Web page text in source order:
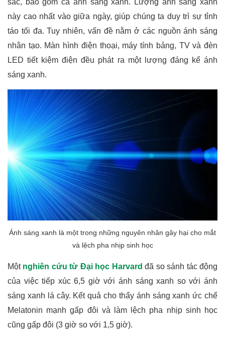
sắc, bao gồm cả ánh sáng xanh. Lượng ánh sáng xanh
này cao nhất vào giữa ngày, giúp chúng ta duy trì sự tỉnh
táo tối đa. Tuy nhiên, vấn đề nằm ở các nguồn ánh sáng
nhân tạo. Màn hình điện thoại, máy tính bảng, TV và đèn
LED tiết kiệm điện đều phát ra một lượng đáng kể ánh
sáng xanh.
Ánh sáng xanh là một trong những nguyên nhân gây hại cho mắt
và lệch pha nhịp sinh học
Một nghiên cứu từ Đại học Harvard đã so sánh tác động
của việc tiếp xúc 6,5 giờ với ánh sáng xanh so với ánh
sáng xanh lá cây. Kết quả cho thấy ánh sáng xanh ức chế
Melatonin mạnh gấp đôi và làm lệch pha nhịp sinh học
cũng gấp đôi (3 giờ so với 1,5 giờ).